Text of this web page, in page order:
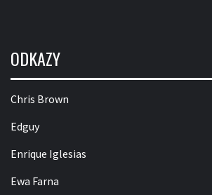
ODKAZY
Chris Brown
Edguy
Enrique Iglesias
Ewa Farna